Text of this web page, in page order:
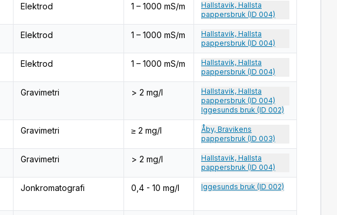
Elektrod 1 – 1000 mS/m
Hallstavik, Hallsta
pappersbruk (ID 004)
Elektrod 1 – 1000 mS/m
Hallstavik, Hallsta
pappersbruk (ID 004)
Elektrod 1 – 1000 mS/m
Hallstavik, Hallsta
pappersbruk (ID 004)
Gravimetri > 2 mg/l
Hallstavik, Hallsta
pappersbruk (ID 004)
Iggesunds bruk (ID 002)
Gravimetri ≥ 2 mg/l
Åby, Bravikens
pappersbruk (ID 003)
Gravimetri > 2 mg/l
Hallstavik, Hallsta
pappersbruk (ID 004)
Jonkromatografi 0,4 - 10 mg/l Iggesunds bruk (ID 002)